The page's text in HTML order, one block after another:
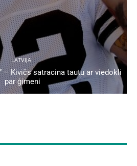
LATVIJA
– Kivičs satracina tautu ar viedokli
par ģimeni